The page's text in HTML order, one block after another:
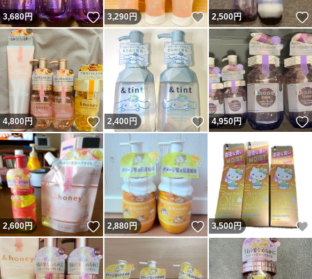
3,680円 いいね！
3,290円 いいね！
2,500円
4,800円 いいね！
2,400円 いいね！
4,950円
2,600円 いいね！
2,880円 いいね！
3,500円